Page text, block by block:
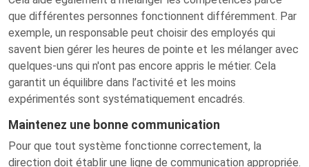
que différentes personnes fonctionnent différemment. Par
exemple, un responsable peut choisir des employés qui
savent bien gérer les heures de pointe et les mélanger avec
quelques-uns qui n'ont pas encore appris le métier. Cela
garantit un équilibre dans l’activité et les moins
expérimentés sont systématiquement encadrés.
Maintenez une bonne communication
Pour que tout système fonctionne correctement, la
direction doit établir une ligne de communication appropriée.